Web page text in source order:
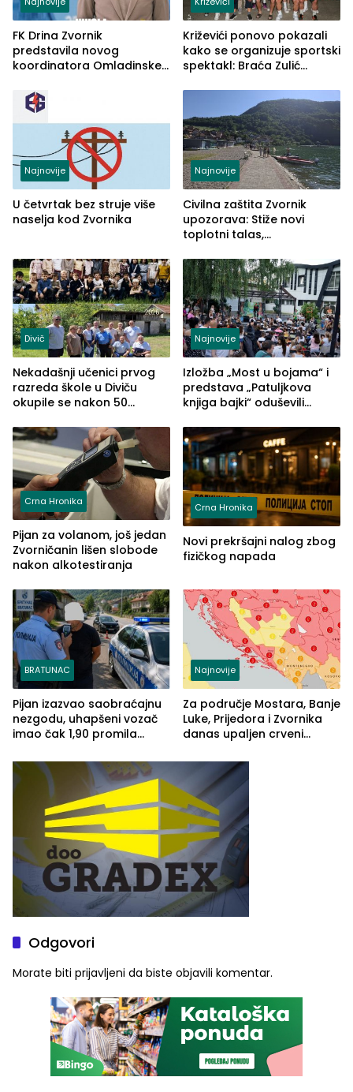
FK Drina Zvornik
predstavila novog
koordinatora Omladinske
Križevići ponovo pokazali
kako se organizuje sportski
spektakl: Braća Zulić
Najnovije
U četvrtak bez struje više
naselja kod Zvornika
Najnovije
Civilna zaštita Zvornik
upozorava: Stiže novi
toplotni talas,
Divič
Nekadašnji učenici prvog
razreda škole u Diviču
okupile se nakon 50
Pašić im održao čas
(FOTO)
Najnovije
Izložba „Most u bojama“ i
predstava „Patuljkova
knjiga bajki“ oduševili
Crna Hronika
Pijan za volanom, još jedan
Zvorničanin lišen slobode
nakon alkotestiranja
Crna Hronika
Novi prekršajni nalog zbog
fizičkog napada
BRATUNAC
Pijan izazvao saobraćajnu
nezgodu, uhapšeni vozač
imao čak 1,90 promila
Najnovije
Za područje Mostara, Banje
Luke, Prijedora i Zvornika
danas upaljen crveni
Odgovori
Morate biti prijavljeni da biste objavili komentar.